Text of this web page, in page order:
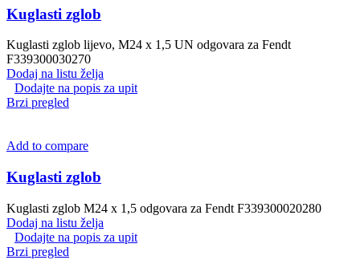
Kuglasti zglob
Kuglasti zglob lijevo, M24 x 1,5 UN odgovara za Fendt
F339300030270
Dodaj na listu želja
Dodajte na popis za upit
Brzi pregled
Add to compare
Kuglasti zglob
Kuglasti zglob M24 x 1,5 odgovara za Fendt F339300020280
Dodaj na listu želja
Dodajte na popis za upit
Brzi pregled